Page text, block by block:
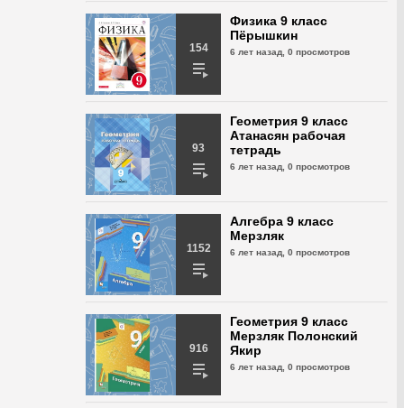
Геометрия 9 класс
Казаков № 187
6 лет назад, 429 просмотров
6 лет назад,471 просмотр
Геометрия 9 класс
Геометрия 9 класс
Геометрия 9 класс
Казаков № 191
6 лет назад,
154
Физика 9 класс
Пёрышкин
6 лет назад, 0 просмотров
93
Геометрия 9 класс
Атанасян рабочая
тетрадь
6 лет назад, 0 просмотров
1152
Алгебра 9 класс
Мерзляк
6 лет назад, 0 просмотров
916
Геометрия 9 класс
Мерзляк Полонский
Якир
6 лет назад, 0 просмотров